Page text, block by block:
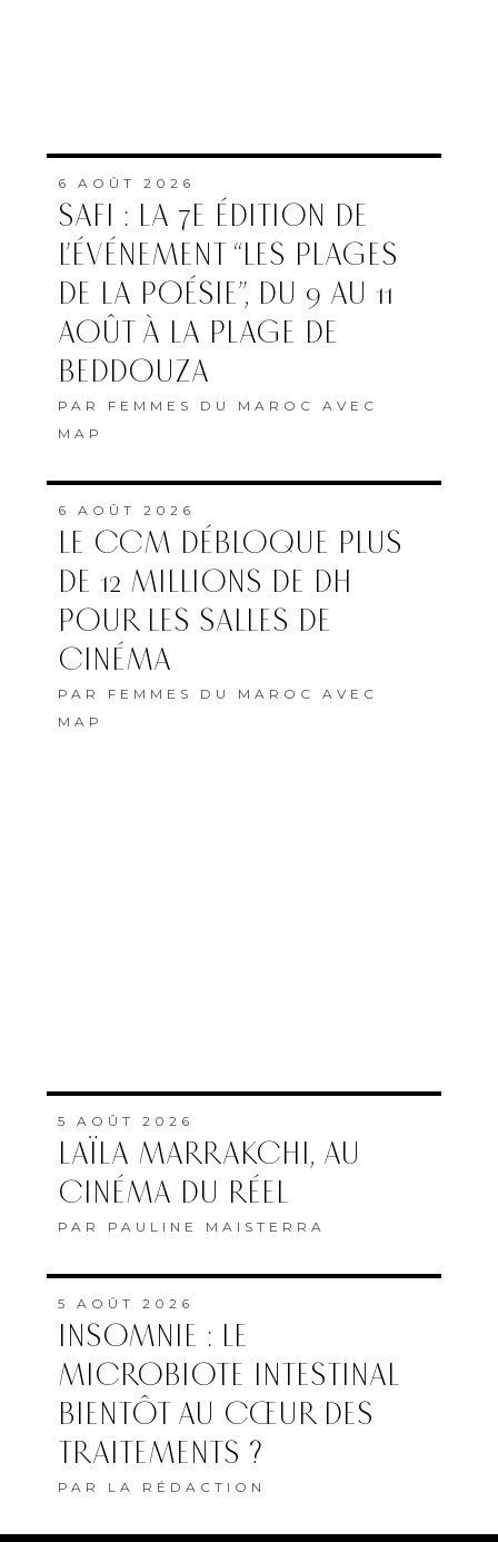
6 AOÛT 2026
SAFI : LA 7E ÉDITION DE
L’ÉVÉNEMENT “LES PLAGES
DE LA POÉSIE”, DU 9 AU 11
AOÛT À LA PLAGE DE
BEDDOUZA
PAR FEMMES DU MAROC AVEC
MAP
6 AOÛT 2026
LE CCM DÉBLOQUE PLUS
DE 12 MILLIONS DE DH
POUR LES SALLES DE
CINÉMA
PAR FEMMES DU MAROC AVEC
MAP
5 AOÛT 2026
LAÏLA MARRAKCHI, AU
CINÉMA DU RÉEL
PAR PAULINE MAISTERRA
5 AOÛT 2026
INSOMNIE : LE
MICROBIOTE INTESTINAL
BIENTÔT AU CŒUR DES
TRAITEMENTS ?
PAR LA RÉDACTION